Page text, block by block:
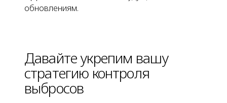
обновлениям.
Давайте укрепим вашу
стратегию контроля
выбросов